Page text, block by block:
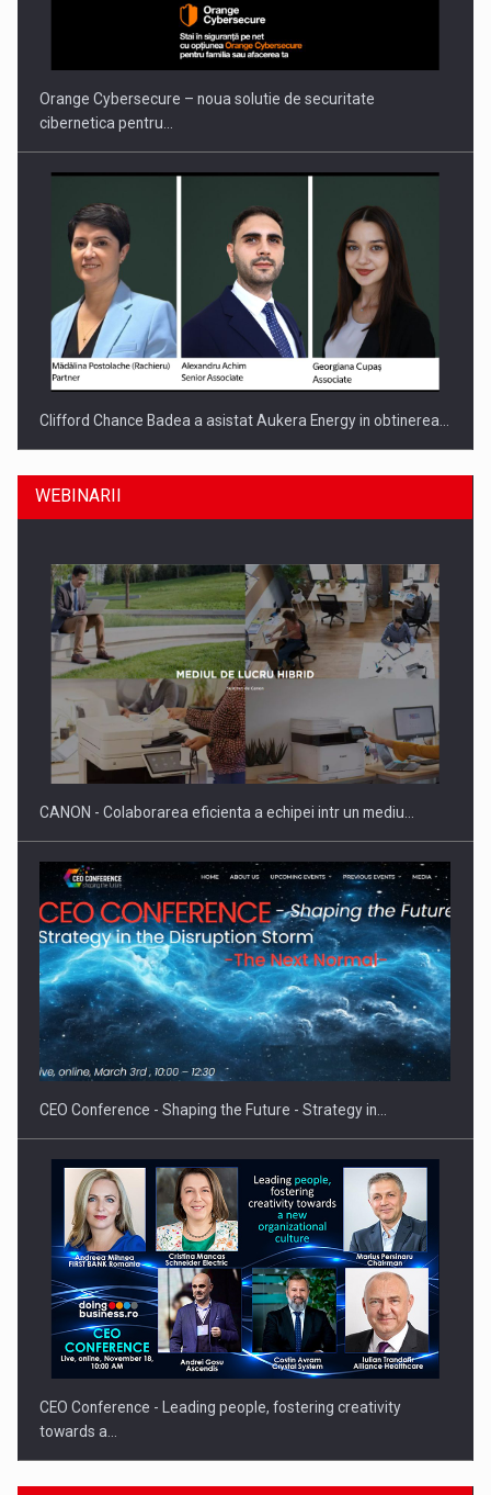
Orange Cybersecure – noua solutie de securitate
cibernetica pentru…
Clifford Chance Badea a asistat Aukera Energy in obtinerea…
SAPTE PERSONALITATI DIN MEDIUL DE AFACERI, ACADEMIC
SI INSTITUTIONAL…
Hard Enduro Piatra Craiului 2026, fueled by benzinariile RO…
WEBINARII
CANON - Colaborarea eficienta a echipei intr un mediu…
CEO Conference - Shaping the Future - Strategy in…
CEO Conference - Leading people, fostering creativity
towards a…